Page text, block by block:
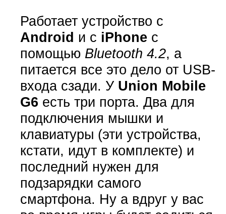
Работает устройство с
Android и с iPhone с
помощью Bluetooth 4.2, а
питается все это дело от USB-
входа сзади. У Union Mobile
G6 есть три порта. Два для
подключения мышки и
клавиатуры (эти устройства,
кстати, идут в комплекте) и
последний нужен для
подзарядки самого
смартфона. Ну а вдруг у вас